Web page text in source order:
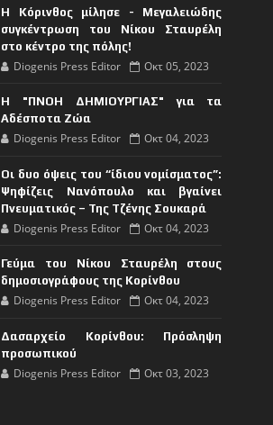
Η Κόρινθος μίλησε - Μεγαλειώδης
συγκέντρωση του Νίκου Σταυρέλη
στο κέντρο της πόλης!
Diogenis Press Editor Οκτ 05, 2023
Η "ΠΝΟΗ ΔΗΜΙΟΥΡΓΙΑΣ" για τα
Αδέσποτα Ζώα
Diogenis Press Editor Οκτ 04, 2023
Οι δυο όψεις του “ίδιου νομίσματος”:
Ψηφίζεις Νανόπουλο και βγαίνει
Πνευματικός – Της Τζένης Σουκαρά
Diogenis Press Editor Οκτ 04, 2023
Γεύμα του Νίκου Σταυρέλη στους
δημοσιογράφους της Κορίνθου
Diogenis Press Editor Οκτ 04, 2023
Δασαρχείο Κορίνθου: Πρόσληψη
προσωπικού
Diogenis Press Editor Οκτ 03, 2023